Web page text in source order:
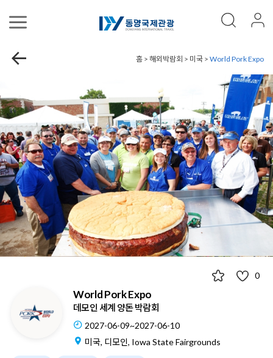
홈 > 해외박람회 > 미국 > World Pork Expo
0
World Pork Expo
데모인 세계 양돈 박람회
2027-06-09~2027-06-10
미국, 디모인, Iowa State Fairgrounds